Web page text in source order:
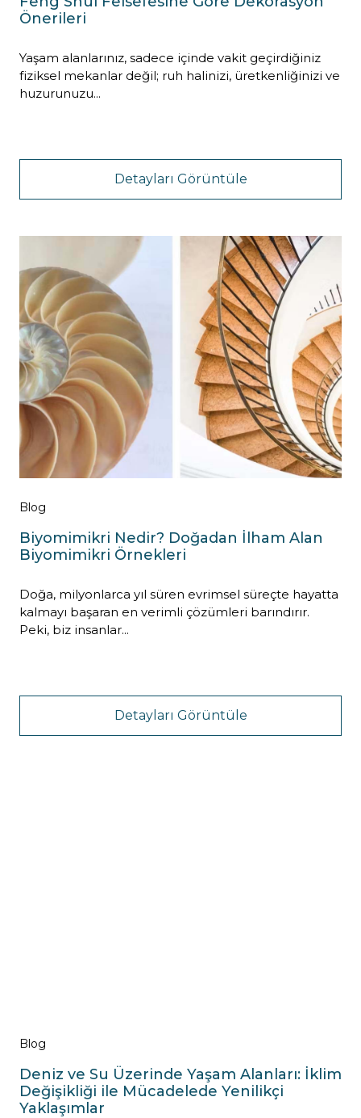
Önerileri
Yaşam alanlarınız, sadece içinde vakit geçirdiğiniz
fiziksel mekanlar değil; ruh halinizi, üretkenliğinizi ve
huzurunuzu...
Detayları Görüntüle
Blog
Biyomimikri Nedir? Doğadan İlham Alan
Biyomimikri Örnekleri
Doğa, milyonlarca yıl süren evrimsel süreçte hayatta
kalmayı başaran en verimli çözümleri barındırır.
Peki, biz insanlar...
Detayları Görüntüle
Blog
Deniz ve Su Üzerinde Yaşam Alanları: İklim
Değişikliği ile Mücadelede Yenilikçi
Yaklaşımlar